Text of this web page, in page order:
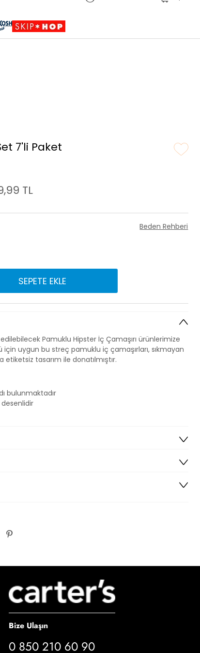
7'li Paket
TL
Beden Rehberi
SEPETE EKLE
Pamuklu Hipster İç Çamaşırı ürünlerimize
için uygun bu streç pamuklu iç çamaşırları, sıkmayan
etiketsiz tasarım ile donatılmıştır.
bulunmaktadır
Bize Ulaşın
0 850 210 60 90